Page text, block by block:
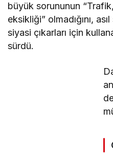
büyük sorununun
eksikliği” olmadığını,
siyasi çıkarları için
sürdü.